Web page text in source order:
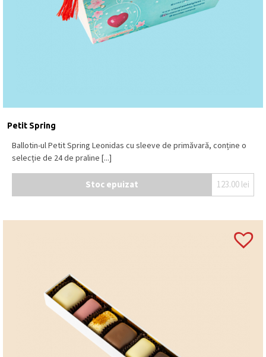
Petit Spring
Ballotin-ul Petit Spring Leonidas cu sleeve de primăvară, conține o
selecție de 24 de praline [...]
Stoc epuizat 123.00 lei